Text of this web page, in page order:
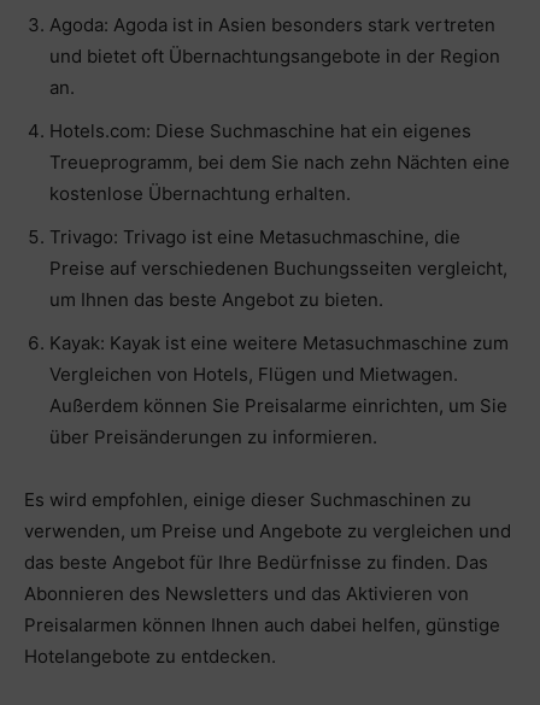
Agoda: Agoda ist in Asien besonders stark vertreten
und bietet oft Übernachtungsangebote in der Region
an.
Hotels.com: Diese Suchmaschine hat ein eigenes
Treueprogramm, bei dem Sie nach zehn Nächten eine
kostenlose Übernachtung erhalten.
Trivago: Trivago ist eine Metasuchmaschine, die
Preise auf verschiedenen Buchungsseiten vergleicht,
um Ihnen das beste Angebot zu bieten.
Kayak: Kayak ist eine weitere Metasuchmaschine zum
Vergleichen von Hotels, Flügen und Mietwagen.
Außerdem können Sie Preisalarme einrichten, um Sie
über Preisänderungen zu informieren.
Es wird empfohlen, einige dieser Suchmaschinen zu
verwenden, um Preise und Angebote zu vergleichen und
das beste Angebot für Ihre Bedürfnisse zu finden. Das
Abonnieren des Newsletters und das Aktivieren von
Preisalarmen können Ihnen auch dabei helfen, günstige
Hotelangebote zu entdecken.